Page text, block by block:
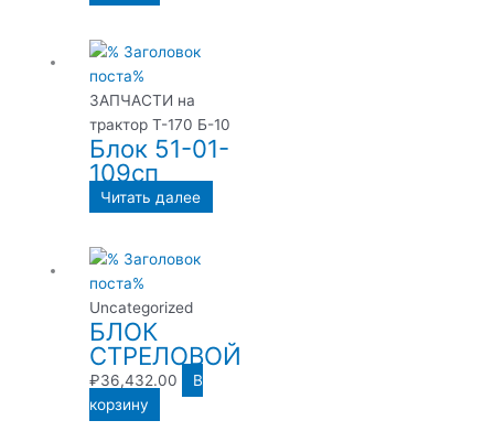
ЗАПЧАСТИ на
трактор Т-170 Б-10
Блок 51-01-
109сп
Читать далее
Uncategorized
БЛОК
СТРЕЛОВОЙ
₽36,432.00
В
корзину